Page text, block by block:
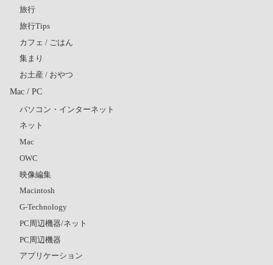
旅行
旅行Tips
カフェ / ごはん
集まり
お土産 / おやつ
Mac / PC
パソコン・インターネット
ネット
Mac
OWC
映像編集
Macintosh
G-Technology
PC周辺機器/ネット
PC周辺機器
アプリケーション